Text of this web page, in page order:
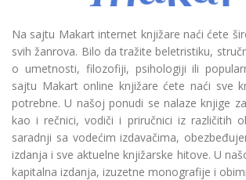
Na sajtu Makart internet knjižare naći ćete
svih žanrova. Bilo da tražite beletristiku,
o umetnosti, filozofiji, psihologiji ili
sajtu Makart online knjižare ćete naći sve
potrebne. U našoj ponudi se nalaze knjige
kao i rečnici, vodiči i priručnici iz različitih
saradnji sa vodećim izdavačima,
izdanja i sve aktuelne knjižarske hitove. U
kapitalna izdanja, izuzetne monografije i